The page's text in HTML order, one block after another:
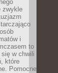
zwykle
i
to
w chwili
które
Pomocne